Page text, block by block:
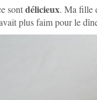
sontdélicieux. Ma fille
plus faim pour le